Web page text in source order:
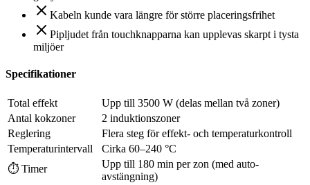
Kabeln kunde vara längre för större placeringsfrihet
Pipljudet från touchknapparna kan upplevas skarpt i tysta
miljöer
Specifikationer
Total effekt
Upp till 3500 W (delas mellan två zoner)
Antal kokzoner
2 induktionszoner
Reglering
Flera steg för effekt- och temperaturkontroll
Temperaturintervall
Cirka 60–240 °C
⏱ Timer
Upp till 180 min per zon (med auto-
avstängning)